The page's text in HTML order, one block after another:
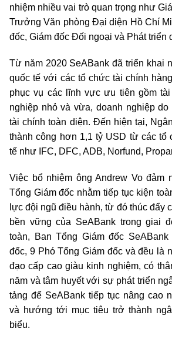
nhiệm nhiều vai trò quan trọng như
Trưởng Văn phòng Đại diện Hồ Chí
đốc, Giám đốc Đối ngoại và Phát triển
Từ năm 2020 SeABank đã triển khai
quốc tế với các tổ chức tài chính
phục vụ các lĩnh vực ưu tiên gồm tài
nghiệp nhỏ và vừa, doanh nghiệp
tài chính toàn diện. Đến hiện tại,
thành công hơn 1,1 tỷ USD từ các tổ
tế như IFC, DFC, ADB, Norfund,
Việc bổ nhiệm ông Andrew Vo đảm
Tổng Giám đốc nhằm tiếp tục kiện
lực đội ngũ điều hành, từ đó thúc đẩy
bền vững của SeABank trong giai
toàn, Ban Tổng Giám đốc
đốc, 9 Phó Tổng Giám đốc và đều là
đạo cấp cao giàu kinh nghiệm, có
năm và tâm huyết với sự phát triển
tảng để SeABank tiếp tục nâng cao
và hướng tới mục tiêu trở thành
biểu.